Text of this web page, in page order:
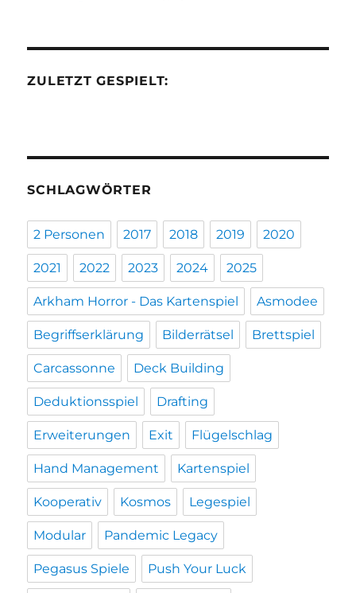
ZULETZT GESPIELT:
SCHLAGWÖRTER
2 Personen 2017 2018 2019 2020
2021 2022 2023 2024 2025
Arkham Horror - Das Kartenspiel Asmodee
Begriffserklärung Bilderrätsel Brettspiel
Carcassonne Deck Building
Deduktionsspiel Drafting
Erweiterungen Exit Flügelschlag
Hand Management Kartenspiel
Kooperativ Kosmos Legespiel
Modular Pandemic Legacy
Pegasus Spiele Push Your Luck